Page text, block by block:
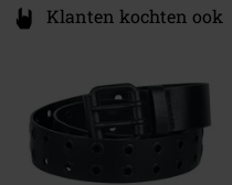
Klanten kochten ook